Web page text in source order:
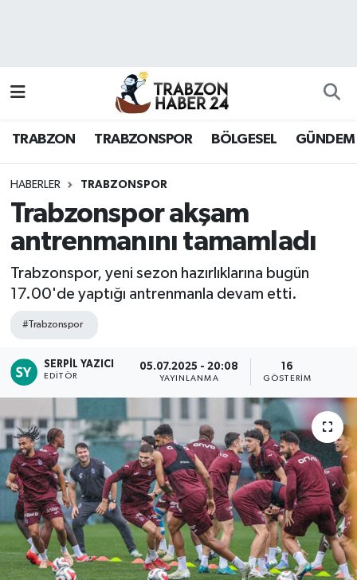
TRABZON TRABZONSPOR BÖLGESEL GÜNDEM
HABERLER TRABZONSPOR
Trabzonspor akşam
antrenmanını tamamladı
Trabzonspor, yeni sezon hazırlıklarına bugün
17.00'de yaptığı antrenmanla devam etti.
#Trabzonspor
SERPIL YAZICI
EDITÖR
05.07.2025 - 20:08
YAYINLANMA
16
GÖSTERIM
Hava Durumu
Namaz Vakitleri
Trafik Durumu
Süper Lig Puan Durumu ve Fikstür
Son Dakika Haberleri